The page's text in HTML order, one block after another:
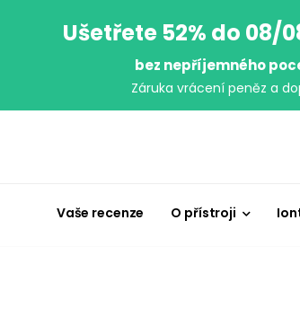
Ušetřete 52% do 08/
bez nepříjemného
Záruka vrácení peněz a
Vaše recenze O přístroji